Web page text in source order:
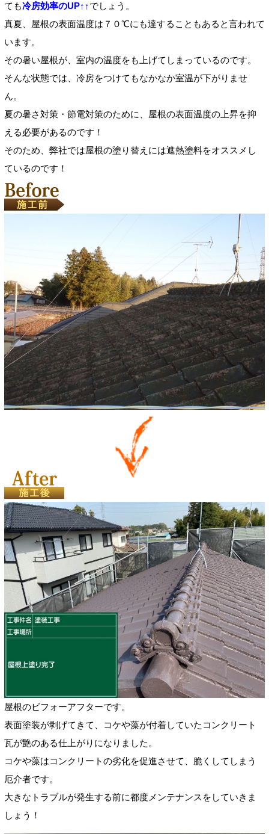
ても冷房効率のUP↑↑でしょう。
真夏、屋根の表面温度は７０℃にも達することもあると言われて
います。
その暑い屋根が、室内の温度をも上げてしまっているのです。
そんな状態では、冷房をつけてもなかなか室温が下がりませ
ん。
夏の暑さ対策・節電対策のために、屋根の表面温度の上昇を抑
える必要があるのです！
そのため、弊社では屋根の塗り替えには遮熱塗料をオススメし
ているのです！
屋根のビフォーアフターです。
表面塗装が剥げてきて、コケや藻が付着していたコンクリート
瓦が艶のある仕上がりになりました。
コケや藻はコンクリートの劣化を促進させて、脆くしてしまう
厄介者です。
大きなトラブルが発生する前に都度メンテナンスをしていきま
しょう！